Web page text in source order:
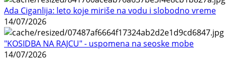
Ada Ciganlija: leto koje miriše na vodu i slobodno vreme
14/07/2026
"KOSIDBA NA RAJCU" - uspomena na seoske mobe
14/07/2026